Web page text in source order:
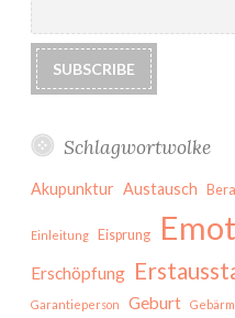
Schlagwortwolke
Akupunktur Austausch
Einleitung Eisprung
Erschöpfung
Garantieperson Geburt